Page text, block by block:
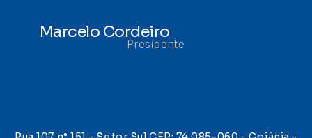
Marcelo Cordeiro
Presidente